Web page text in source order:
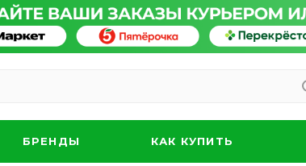
БРЕНДЫ КАК КУПИТЬ